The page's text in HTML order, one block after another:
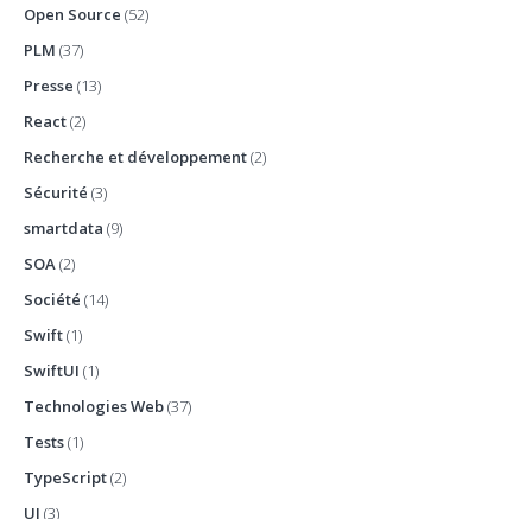
Open Source (52)
PLM (37)
Presse (13)
React(2)
Recherche et développement(2)
Sécurité (3)
smartdata (9)
SOA(2)
Société (14)
Swift(1)
SwiftUI (1)
Technologies Web(37)
Tests(1)
TypeScript(2)
UI (3)